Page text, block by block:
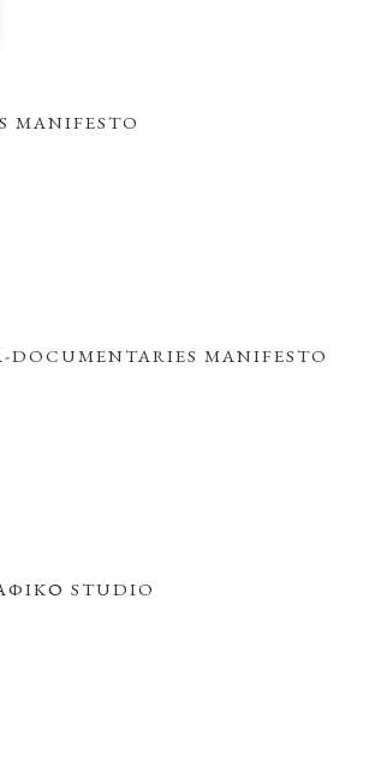
MANIFESTO
DOCUMENTARIES MANIFESTO
STUDIO